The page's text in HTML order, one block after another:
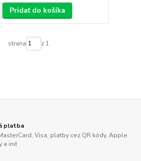
Pridať do košíka
strana z 1
platba
Visa, platby cez QR kódy, Apple
a iné